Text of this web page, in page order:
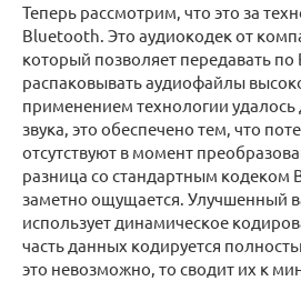
Теперь рассмотрим, что это за
Bluetooth. Это аудиокодек от
который позволяет передавать
распаковывать аудиофайлы
применением технологии удалось
звука, это обеспечено тем, что
отсутствуют в момент
разница со стандартным кодеком
заметно ощущается. Улучшенный
использует динамическое
часть данных кодируется
это невозможно, то сводит их к